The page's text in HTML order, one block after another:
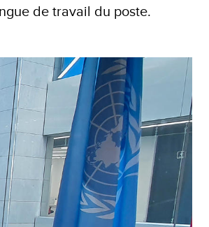
de travail du poste.